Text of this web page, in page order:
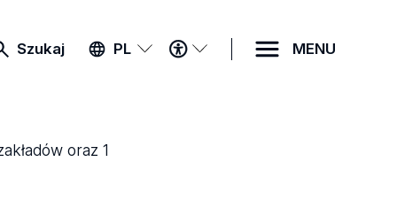
Szukaj PL
MENU
DOSTĘPNOŚCI
MENU
oraz 1